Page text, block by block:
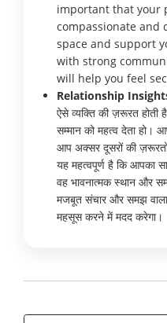
important that your
compassionate and
space and support
with strong
will help you feel
Relationship
ऐसे व्यक्ति की ज़रूरत होती
सम्मान को महत्व देता हो।
आप अक्सर दूसरों की
यह महत्वपूर्ण है कि आपका
वह भावनात्मक स्थान और
मजबूत संचार और समझ वाला
महसूस करने में मदद करेगा।